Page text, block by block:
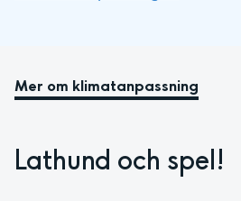
Mer om klimatanpassning
Lathund och spel!